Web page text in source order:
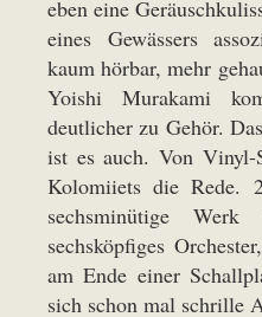
eben eine
eines Gewässers
kaum hörbar, mehr
Yoishi Murakami
deutlicher zu Gehör.
ist es auch. Von
Kolomiiets die Rede.
sechsminütige Werk
sechsköpfiges
am Ende einer
sich schon mal schrille